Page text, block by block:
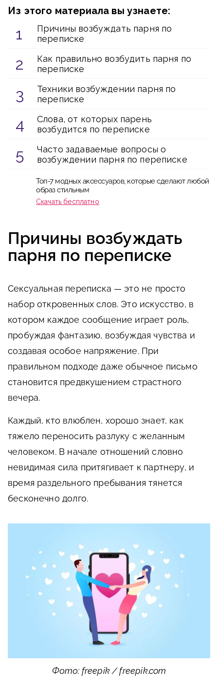
Из этого материала вы узнаете:
Причины возбуждать парня по
переписке
Как правильно возбудить парня по
переписке
Техники возбуждении парня по
переписке
Слова, от которых парень
возбудится по переписке
Часто задаваемые вопросы о
возбуждении парня по переписке
Топ-7 модных аксессуаров, которые сделают любой
образ стильным
Скачать бесплатно
Причины возбуждать
парня по переписке
Сексуальная переписка — это не просто
набор откровенных слов. Это искусство, в
котором каждое сообщение играет роль,
пробуждая фантазию, возбуждая чувства и
создавая особое напряжение. При
правильном подходе даже обычное письмо
становится предвкушением страстного
вечера.
Каждый, кто влюблен, хорошо знает, как
тяжело переносить разлуку с желанным
человеком. В начале отношений словно
невидимая сила притягивает к партнеру, и
время раздельного пребывания тянется
бесконечно долго.
Фото: freepik / freepik.com